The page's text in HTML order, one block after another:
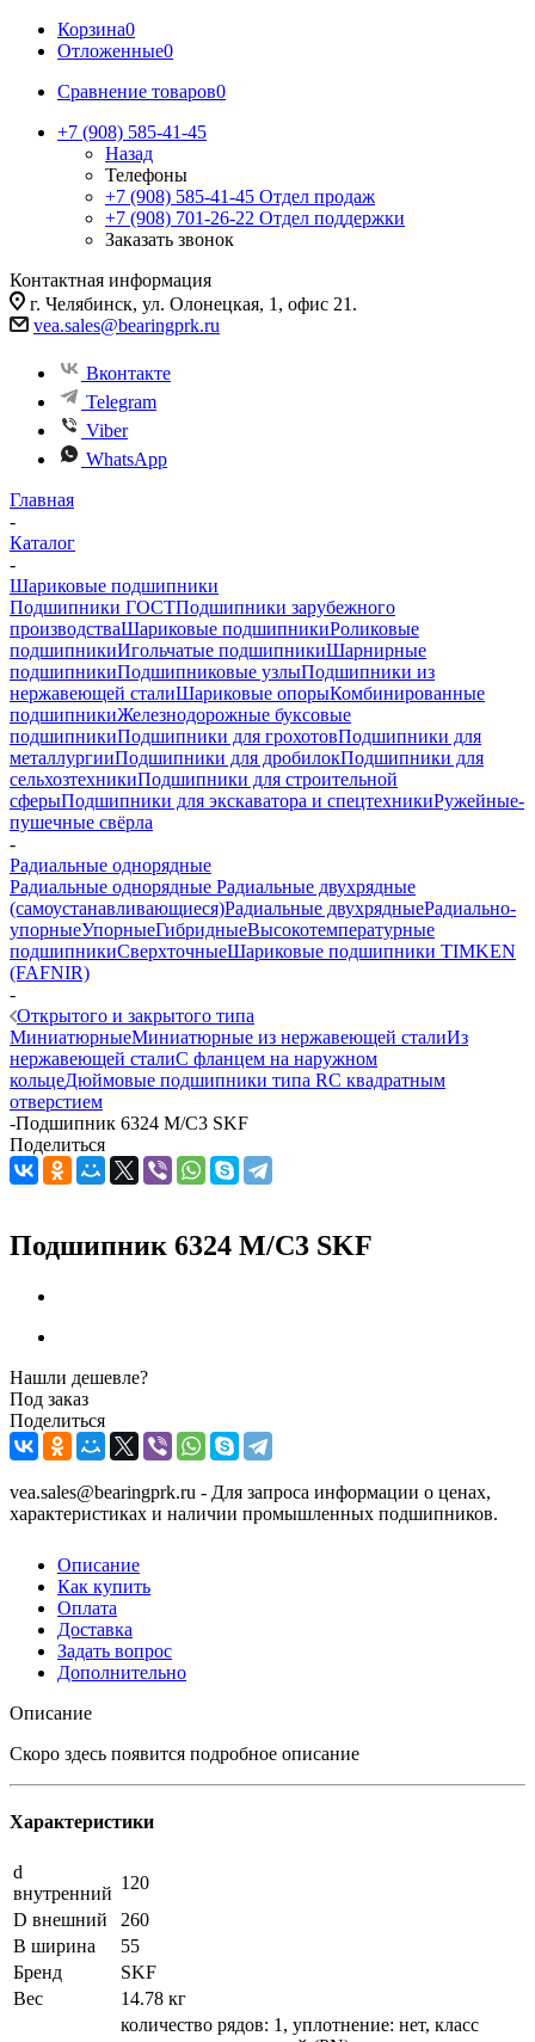
Корзина0
Отложенные0
Сравнение товаров0
+7 (908) 585-41-45
Назад
Телефоны
+7 (908) 585-41-45 Отдел продаж
+7 (908) 701-26-22 Отдел поддержки
Заказать звонок
Контактная информация
г. Челябинск, ул. Олонецкая, 1, офис 21.
vea.sales@bearingprk.ru
Вконтакте
Telegram
Viber
WhatsApp
Главная
-
Каталог
-
Шариковые подшипники
Подшипники ГОСТПодшипники зарубежного
производстваШариковые подшипникиРоликовые
подшипникиИгольчатые подшипникиШарнирные
подшипникиПодшипниковые узлыПодшипники из
нержавеющей сталиШариковые опорыКомбинированные
подшипникиЖелезнодорожные буксовые
подшипникиПодшипники для грохотовПодшипники для
металлургииПодшипники для дробилокПодшипники для
сельхозтехникиПодшипники для строительной
сферыПодшипники для экскаватора и спецтехникиРужейные-
пушечные свёрла
-
Радиальные однорядные
Радиальные однорядные Радиальные двухрядные
(самоустанавливающиеся)Радиальные двухрядныеРадиально-
упорныеУпорныеГибридныеВысокотемпературные
подшипникиСверхточныеШариковые подшипники TIMKEN
(FAFNIR)
-
Открытого и закрытого типа
МиниатюрныеМиниатюрные из нержавеющей сталиИз
нержавеющей сталиС фланцем на наружном
кольцеДюймовые подшипники типа RС квадратным
отверстием
-Подшипник 6324 M/C3 SKF
Поделиться
Подшипник 6324 M/C3 SKF
Нашли дешевле?
Под заказ
Поделиться
vea.sales@bearingprk.ru - Для запроса информации о ценах,
характеристиках и наличии промышленных подшипников.
Описание
Как купить
Оплата
Доставка
Задать вопрос
Дополнительно
Описание
Скоро здесь появится подробное описание
Характеристики
d
внутренний
120
D внешний
260
B ширина
55
Бренд
SKF
Вес
14.78 кг
количество рядов: 1, уплотнение: нет, класс